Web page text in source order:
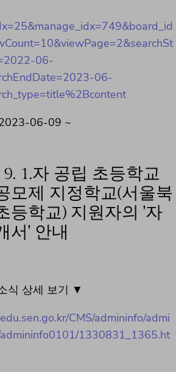
06-
06-
06-09 ~
9. 1.자 공립 초등학교
모제 지정학교(서울북
등학교) 지원자의 '자
서' 안내
식 상세 보기 ▼
CMS/admininfo/admi
1330831_1365.ht